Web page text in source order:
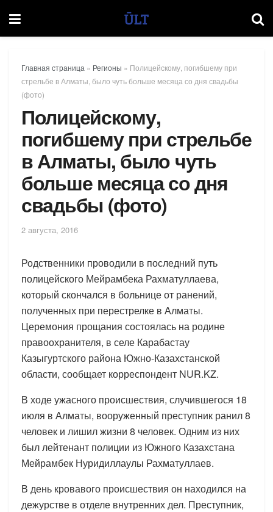
Главная страница » Регионы » Полицейскому, погибшему при
стрельбе в Алматы, было чуть больше месяца со дня свадьбы
(фото)
Полицейскому,
погибшему при стрельбе
в Алматы, было чуть
больше месяца со дня
свадьбы (фото)
2 августа, 2016
Родственники проводили в последний путь
полицейского Мейрамбека Рахматуллаева,
который скончался в больнице от ранений,
полученных при перестрелке в Алматы.
Церемония прощания состоялась на родине
правоохранителя, в селе Карабастау
Казыгуртского района Южно-Казахстанской
области, сообщает корреспондент NUR.KZ.
В ходе ужасного происшествия, случившегося 18
июля в Алматы, вооруженный преступник ранил 8
человек и лишил жизни 8 человек. Одним из них
был лейтенант полиции из Южного Казахстана
Мейрамбек Нуридиллаулы Рахматуллаев.
В день кровавого происшествия он находился на
дежурстве в отделе внутренних дел. Преступник,